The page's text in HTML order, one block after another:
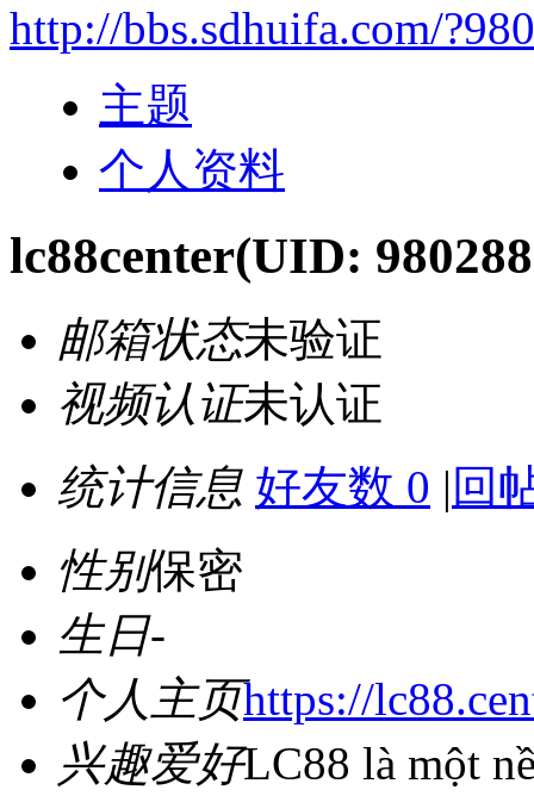
http://bbs.sdhuifa.com/
主题
个人资料
lc88center(UID:
邮箱状态未验证
视频认证未认证
统计信息 好友数 0 | 回
性别保密
生日-
个人主页https://
兴趣爱好LC88 là một